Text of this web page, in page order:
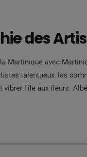
des
Martinique avec
talentueux, les
vibrer l'île aux fleurs.
José Dalmat José